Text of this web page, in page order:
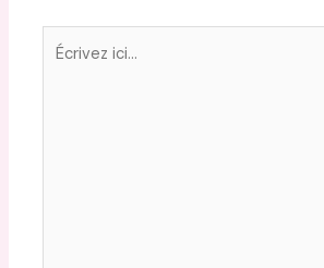
Écrivez